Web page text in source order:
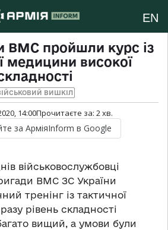
EN
ВМС пройшли курс із
медицини високої
ВИШКІЛ
14:00Прочитаєте за: 2хв.
за АрміяInform в Google
військовослужбовці
ВМС ЗС України
тренінг із тактичної
рівень складності
вищий, а умови були